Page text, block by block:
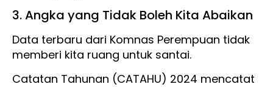
3. Angka yang Tidak Boleh Kita Abaikan
Data terbaru dari Komnas Perempuan tidak
memberi kita ruang untuk santai.
Catatan Tahunan (CATAHU) 2024 mencatat